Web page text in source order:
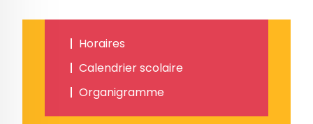
Horaires
Calendrier scolaire
Organigramme